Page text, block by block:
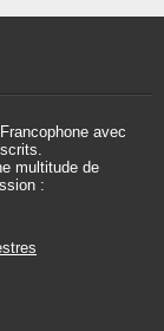
Francophone avec
multitude de
: